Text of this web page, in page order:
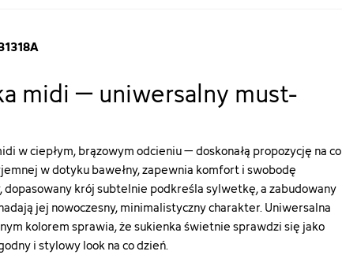
midi – uniwersalny must-
w ciepłym, brązowym odcieniu – doskonałą propozycję na co
w dotyku bawełny, zapewnia komfort i swobodę
dopasowany krój subtelnie podkreśla sylwetkę, a zabudowany
jej nowoczesny, minimalistyczny charakter. Uniwersalna
kolorem sprawia, że sukienka świetnie sprawdzi się jako
i stylowy look na co dzień.